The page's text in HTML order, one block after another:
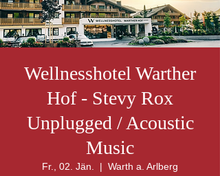
Wellnesshotel Warther
Hof - Stevy Rox
Unplugged / Acoustic
Music
Fr., 02. Jän.
  |
Warth a. Arlberg